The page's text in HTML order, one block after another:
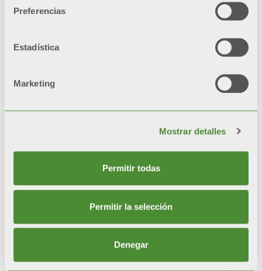
Preferencias
Estadística
Marketing
Mostrar detalles
Permitir todas
Permitir la selección
Denegar
sanitaria con acumulador
Caldera + bomba de calor +
acumulador
© FONDITAL S.p.A. Società a unico socio
Sede Legale e Amministrativa
Via Cerreto, 40 - 25079 VOBARNO (Brescia) Italia